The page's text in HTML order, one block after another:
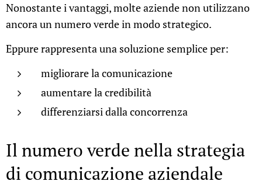
Nonostante i vantaggi, molte aziende non utilizzano
ancora un numero verde in modo strategico.
Eppure rappresenta una soluzione semplice per:
migliorare la comunicazione
aumentare la credibilità
differenziarsi dalla concorrenza
Il numero verde nella strategia
di comunicazione aziendale